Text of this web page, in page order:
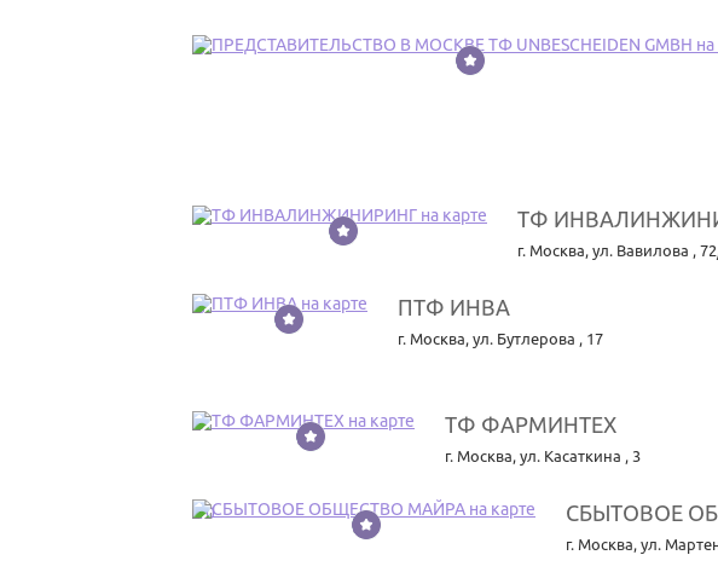
6
7 ТФ
г. Москва, ул. Вавилова ,
8 ПТФ ИНВА
г. Москва, ул. Бутлерова , 17
9 ТФ ФАРМИНТЕХ
г. Москва, ул. Касаткина , 3
10 СБЫТОВОЕ
г. Москва, ул.